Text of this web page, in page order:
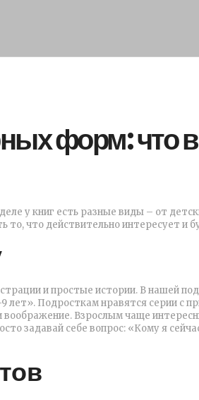
форм: что
у книг есть разные виды – от
что действительно интересует и
и простые истории. В нашей
лет». Подросткам нравятся серии с
Взрослым чаще
задавай себе вопрос: «Кому я